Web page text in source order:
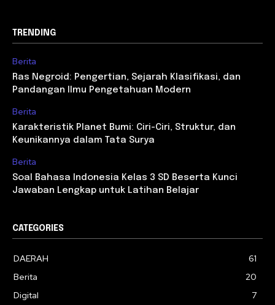
TRENDING
Berita
Ras Negroid: Pengertian, Sejarah Klasifikasi, dan
Pandangan Ilmu Pengetahuan Modern
Berita
Karakteristik Planet Bumi: Ciri-Ciri, Struktur, dan
Keunikannya dalam Tata Surya
Berita
Soal Bahasa Indonesia Kelas 3 SD Beserta Kunci
Jawaban Lengkap untuk Latihan Belajar
CATEGORIES
DAERAH
61
Berita
20
Digital
7